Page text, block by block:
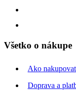
Všetko o nákupe
Ako
Doprava a